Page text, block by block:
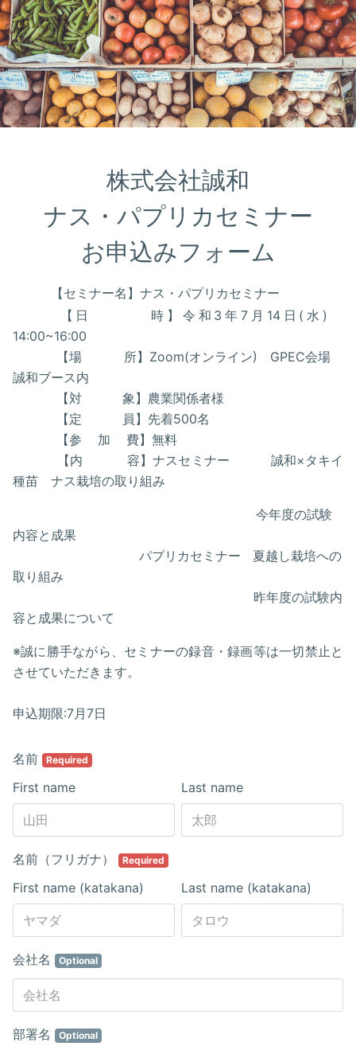
株式会社誠和
ナス・パプリカセミナー
お申込みフォーム
【セミナー名】 ナス・パプリカセミナー
【日 時】令和3年7月14日(水)
14:00~16:00
【場 所】Zoom(オンライン) GPEC会場
誠和ブース内
【対 象】農業関係者様
【定 員】先着500名
【参 加 費】無料
【内 容】ナスセミナー 誠和×タキイ
種苗 ナス栽培の取り組み
今年度の試験
内容と成果
パプリカセミナー 夏越し栽培への
取り組み
昨年度の試験内
容と成果について
※誠に勝手ながら、セミナーの録音・録画等は一切禁止と
させていただきます。
申込期限:7月7日
名前 Required
Last name
First name
名前（フリガナ） Required
Last name (katakana)
First name (katakana)
会社名 Optional
部署名 Optional